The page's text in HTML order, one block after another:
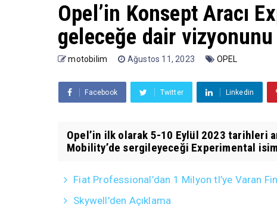
Opel’in Konsept Aracı
geleceğe dair
motobilim Ağustos 11, 2023 OPEL
Facebook Twitter Linkedin
Opel’in ilk olarak 5-10 Eylül 2023 tarihleri
Mobility’de sergileyeceği Experimental
Fiat Professional’dan 1 Milyon tl’ye Varan
Skywell'den Açıklama